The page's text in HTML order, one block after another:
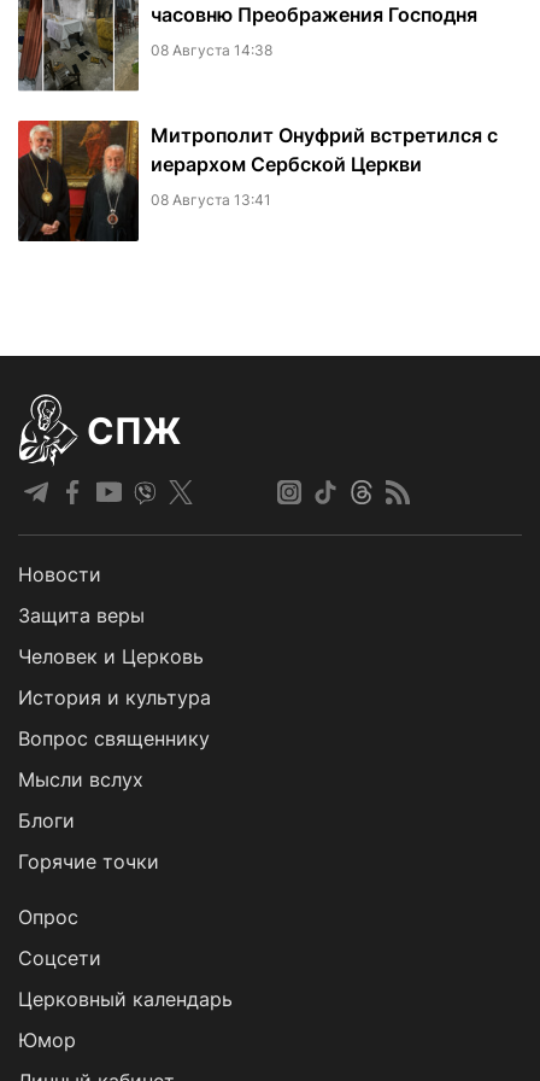
часовню Преображения Господня
08 Августа 14:38
Митрополит Онуфрий встретился с
иерархом Сербской Церкви
08 Августа 13:41
СПЖ
Новости
Защита веры
Человек и Церковь
История и культура
Вопрос священнику
Мысли вслух
Блоги
Горячие точки
Опрос
Cоцсети
Церковный календарь
Юмор